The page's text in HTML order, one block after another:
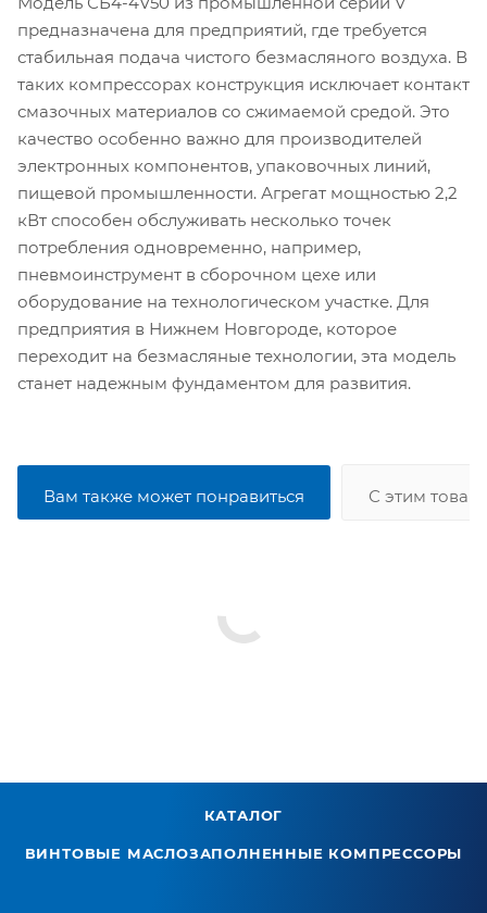
предназначена для предприятий, где требуется
стабильная подача чистого безмасляного воздуха. В
таких компрессорах конструкция исключает контакт
смазочных материалов со сжимаемой средой. Это
качество особенно важно для производителей
электронных компонентов, упаковочных линий,
пищевой промышленности. Агрегат мощностью 2,2
кВт способен обслуживать несколько точек
потребления одновременно, например,
пневмоинструмент в сборочном цехе или
оборудование на технологическом участке. Для
предприятия в Нижнем Новгороде, которое
переходит на безмасляные технологии, эта модель
станет надежным фундаментом для развития.
Вам также может понравиться С этим
КАТАЛОГ
ВИНТОВЫЕ МАСЛОЗАПОЛНЕННЫЕ КОМПРЕССОРЫ